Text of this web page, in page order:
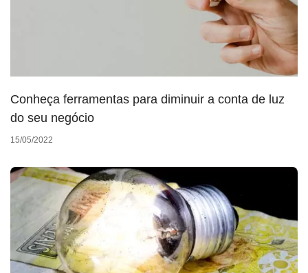
Conheça ferramentas para diminuir a conta de luz
do seu negócio
15/05/2022